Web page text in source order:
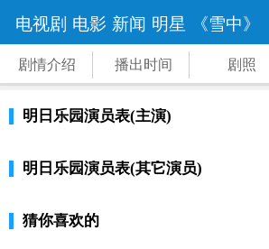
电视剧 电影 新闻 明星 《雪中》
剧情介绍 播出时间 剧照
明日乐园演员表(主演)
明日乐园演员表(其它演员)
猜你喜欢的